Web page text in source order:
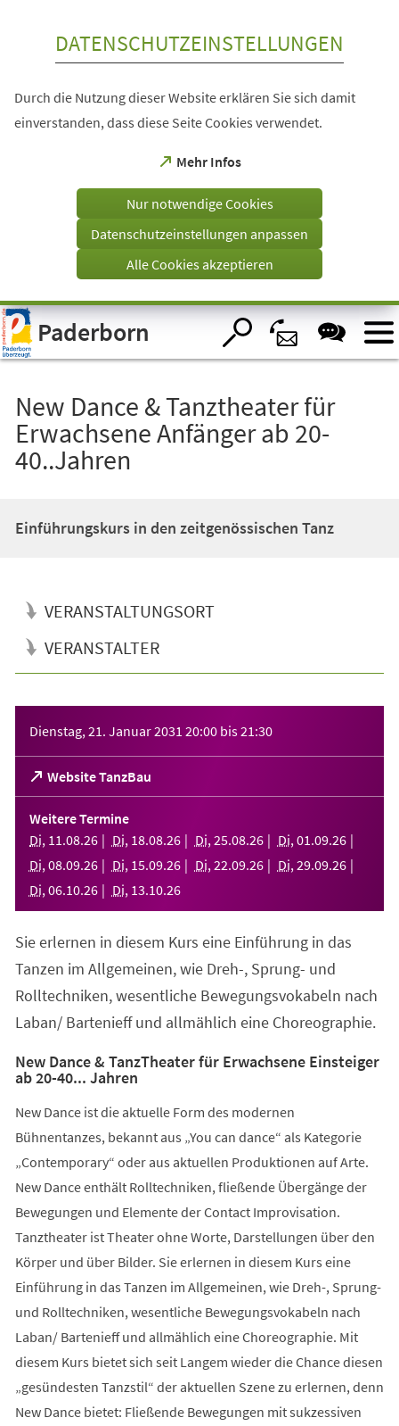
Visuelle
Assistenzsoftware
öffnen.
DATENSCHUTZEINSTELLUNGEN
Durch die Nutzung dieser Website erklären Sie sich damit
einverstanden, dass diese Seite Cookies verwendet.
Mehr Infos
(Öffnet
einem
Tab)
Nur notwendige Cookies
Datenschutzeinstellungen anpassen
Alle Cookies akzeptieren
Paderborn
New Dance & Tanztheater für
Erwachsene Anfänger ab 20-
40..Jahren
Einführungskurs in den zeitgenössischen Tanz
VERANSTALTUNGSORT
VERANSTALTER
Dienstag, 21. Januar 2031 20:00 bis21:30
Website TanzBau
(Öffnet
in
einem
neuen
Tab)
Weitere Termine
Di, 11 .08.26 Di, 18.08.26 Di, 25.08.26 Di, 01 .09.26
Di, 08.09.26 Di, 15.09.26 Di, 22.09.26 Di, 29.09.26
Di, 06.10.26 Di, 13.10.26
Sie erlernen in diesem Kurs eine Einführung in das
Tanzen im Allgemeinen, wie Dreh-, Sprung- und
Rolltechniken, wesentliche Bewegungsvokabeln nach
Laban/ Bartenieff und allmählich eine Choreographie.
New Dance & TanzTheater für Erwachsene Einsteiger
ab 20-40... Jahren
New Dance ist die aktuelle Form des modernen
Bühnentanzes, bekannt aus „You can dance“ als Kategorie
„Contemporary“ oder aus aktuellen Produktionen auf Arte.
New Dance enthält Rolltechniken, fließende Übergänge der
Bewegungen und Elemente der Contact Improvisation.
Tanztheater ist Theater ohne Worte, Darstellungen über den
Körper und über Bilder. Sie erlernen in diesem Kurs eine
Einführung in das Tanzen im Allgemeinen, wie Dreh-, Sprung-
und Rolltechniken, wesentliche Bewegungsvokabeln nach
Laban/ Bartenieff und allmählich eine Choreographie. Mit
diesem Kurs bietet sich seit Langem wieder die Chance diesen
„gesündesten Tanzstil“ der aktuellen Szene zu erlernen, denn
New Dance bietet: Fließende Bewegungen mit sukzessiven